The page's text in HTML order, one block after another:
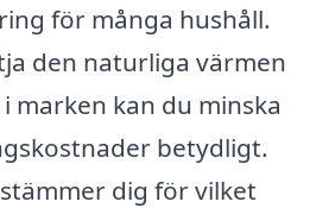
för många hushåll.
den naturliga värmen
marken kan du minska
betydligt.
dig för vilket